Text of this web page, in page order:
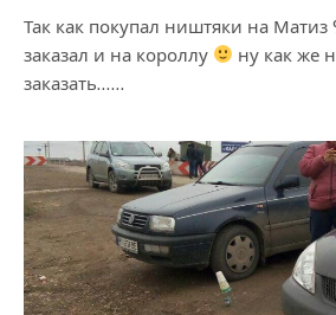
Так как покупал ништяки на Матиз
заказал и на короллу
ну как же
заказать……